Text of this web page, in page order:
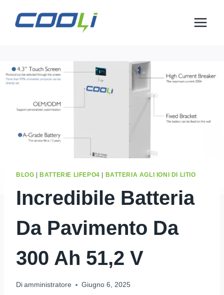
BLOG |BATTERIE LIFEPO4 | BATTERIA AGLI IONI DI LITIO
Incredibile Batteria
Da Pavimento Da
300 Ah 51,2 V
Di amministratore Giugno 6, 2025